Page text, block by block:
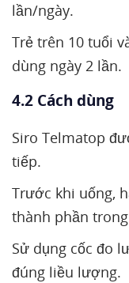
lần/ngày.
Trẻ trên 10 tuổi
dùng ngày 2 lần.
4.2 Cách dùng
Siro Telmatop
tiếp.
Trước khi uống,
thành phần
Sử dụng cốc đo
đúng liều lượng.